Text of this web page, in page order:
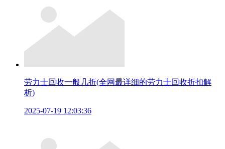
劳力士回收一般几折(全网最详细的劳力士回收折扣解
析)
2025-07-19 12:03:36